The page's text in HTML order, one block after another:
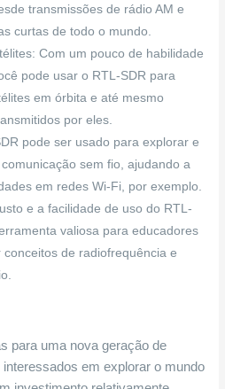
transmissões de rádio AM e
curtas de todo o mundo.
Com um pouco de habilidade
pode usar o RTL-SDR para
em órbita e até mesmo
por eles.
pode ser usado para explorar e
sem fio, ajudando a
em redes Wi-Fi, por exemplo.
e a facilidade de uso do RTL-
valiosa para educadores
de radiofrequência e
para uma nova geração de
em explorar o mundo